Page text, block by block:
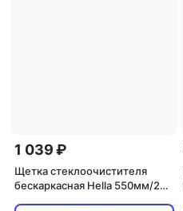
1 039 ₽
Щетка стеклоочистителя
бескаркасная Hella 550мм/22"